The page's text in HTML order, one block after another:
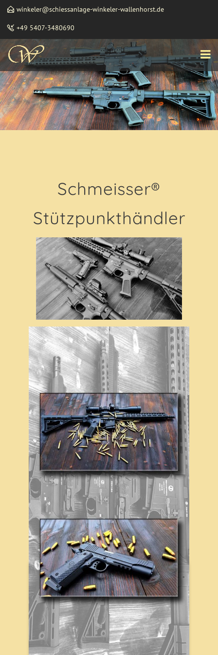
winkeler@schiessanlage-winkeler-wallenhorst.de
+49 5407-3480690
Schmeisser®
Stützpunkthändler